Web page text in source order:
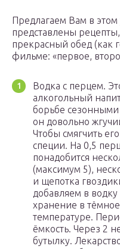
Предлагаем Вам в этом
представлены
прекрасный обед (как
фильме: «первое,
Водка с перцем.
алкогольный
борьбе
он довольно
Чтобы смягчить
специи. На 0,5
понадобится
(максимум 5),
и щепотка
добавляем в
хранение в
температуре.
ёмкость. Через 2
бутылку.